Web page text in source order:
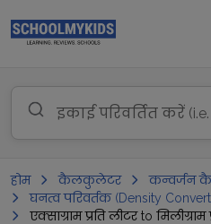
होम कैलकुलेटर
कन्वर्जन
घनत्व परिवर्तक (Density
एक्साग्राम प्रति लीटर to मिलीग्राम